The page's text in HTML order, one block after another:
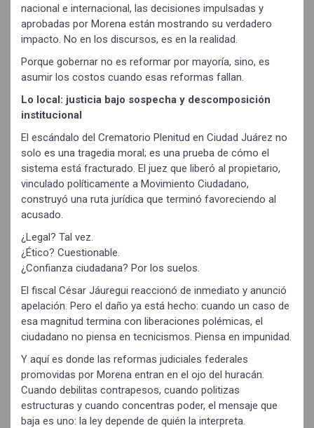
nacional e internacional, las decisiones impulsadas y
aprobadas por Morena están mostrando su verdadero
impacto. No en los discursos, es en la realidad.
Porque gobernar no es reformar por mayoría, sino, es
asumir los costos cuando esas reformas fallan.
Lo local: justicia bajo sospecha y descomposición
institucional
El escándalo del Crematorio Plenitud en Ciudad Juárez no
solo es una tragedia moral; es una prueba de cómo el
sistema está fracturado. El juez que liberó al propietario,
vinculado políticamente a Movimiento Ciudadano,
construyó una ruta jurídica que terminó favoreciendo al
acusado.
¿Legal? Tal vez.
¿Ético? Cuestionable.
¿Confianza ciudadana? Por los suelos.
El fiscal César Jáuregui reaccionó de inmediato y anunció
apelación. Pero el daño ya está hecho: cuando un caso de
esa magnitud termina con liberaciones polémicas, el
ciudadano no piensa en tecnicismos. Piensa en impunidad.
Y aquí es donde las reformas judiciales federales
promovidas por Morena entran en el ojo del huracán.
Cuando debilitas contrapesos, cuando politizas
estructuras y cuando concentras poder, el mensaje que
baja es uno: la ley depende de quién la interpreta.